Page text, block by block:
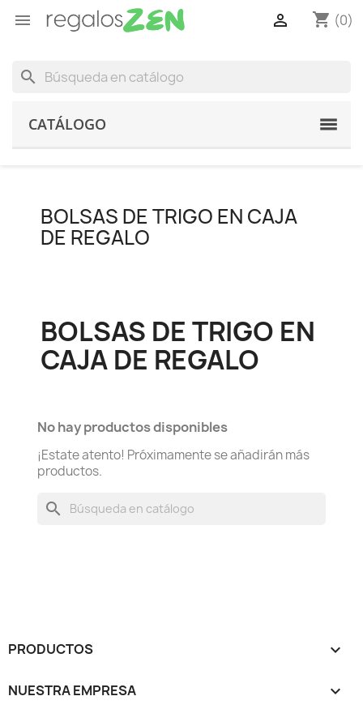
 shopping_cart (0)

search
CATÁLOGO
BOLSAS DE TRIGO EN CAJA
DE REGALO
BOLSAS DE TRIGO EN
CAJA DE REGALO
No hay productos disponibles
¡Estate atento! Próximamente se añadirán más
productos.
search
PRODUCTOS 
NUESTRA EMPRESA 